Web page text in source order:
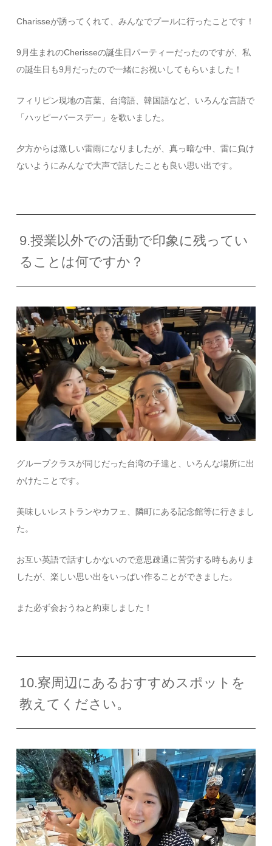
Charisseが誘ってくれて、みんなでプールに行ったことです！
9月生まれのCherisseの誕生日パーティーだったのですが、私
の誕生日も9月だったので一緒にお祝いしてもらいました！
フィリピン現地の言葉、台湾語、韓国語など、いろんな言語で
「ハッピーバースデー」を歌いました。
夕方からは激しい雷雨になりましたが、真っ暗な中、雷に負け
ないようにみんなで大声で話したことも良い思い出です。
9.授業以外での活動で印象に残ってい
ることは何ですか？
グループクラスが同じだった台湾の子達と、いろんな場所に出
かけたことです。
美味しいレストランやカフェ、隣町にある記念館等に行きまし
た。
お互い英語で話すしかないので意思疎通に苦労する時もありま
したが、楽しい思い出をいっぱい作ることができました。
また必ず会おうねと約束しました！
10.寮周辺にあるおすすめスポットを
教えてください。